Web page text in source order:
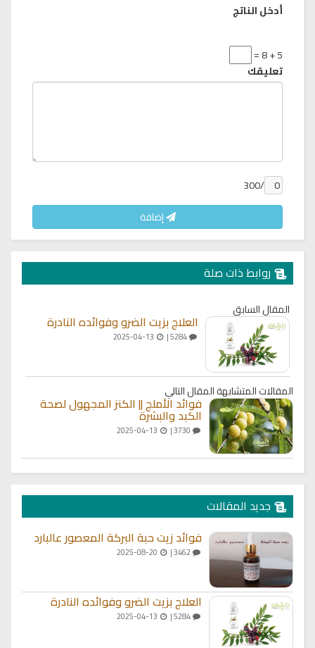
أدخل الناتج
5 + 8 =
تعليقك
/300
إضافة
روابط ذات صلة
المقال السابق
العلاج بزيت الضرو وفوائده النادرة
5284 |
المقالات المتشابهةالمقال التالي
فوائد الأملج || الكنز المجهول لصحة
الكبد والبشرة
جديد المقالات
فوائد زيت حبة البركة المعصور عالبارد
العلاج بزيت الضرو وفوائده النادرة
5284 |